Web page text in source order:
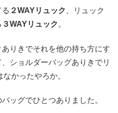
２WAYリュック 、リュック
３WAYリュック。
ありきでそれを他の持ち方にす
ショルダーバッグありきでリ
かったやろか。
ッグでひとつありました。